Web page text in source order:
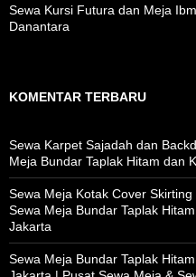
Sewa Kursi Futura dan Meja
Danantara
KOMENTAR TERBARU
Sewa Karpet Sajadah dan
Meja Bundar Taplak Hitam dan
Sewa Meja Kotak Cover
Sewa Meja Bundar Taplak
Jakarta
Sewa Meja Bundar Taplak